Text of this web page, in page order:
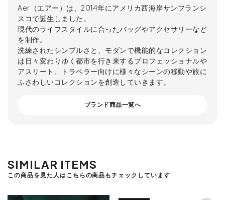
Aer（エアー）は、2014年にアメリカ西海岸サンフランシ
スコで誕生しました。
現代のライフスタイルに合ったバッグやアクセサリーなど
を制作。
洗練されたシンプルさと、モダンで機能的なコレクション
は日々変わりゆく都市を行き来するプロフェッショナルや
アスリート、トラベラー向けに様々なシーンの移動や旅に
ふさわしいコレクションを創造していきます。
ブランド商品一覧へ
SIMILAR ITEMS
この商品を見た人はこちらの商品もチェックしています